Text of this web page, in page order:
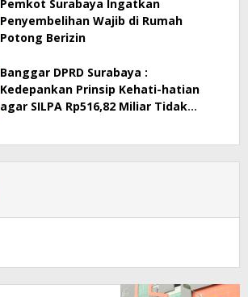
Pemkot Surabaya Ingatkan
Penyembelihan Wajib di Rumah
Potong Berizin
Banggar DPRD Surabaya :
Kedepankan Prinsip Kehati-hatian
agar SILPA Rp516,82 Miliar Tidak